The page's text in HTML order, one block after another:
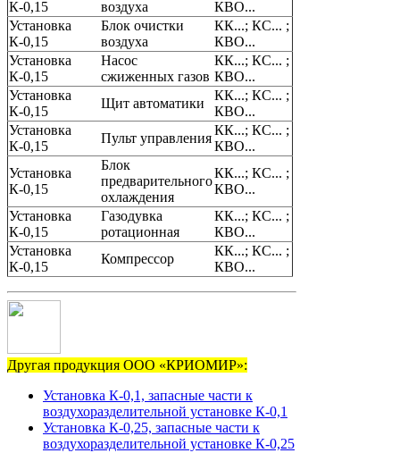
К-0,15
воздуха
КВО...
Установка
К-0,15
Блок очистки
воздуха
КК...; КС... ;
КВО...
Установка
К-0,15
Насос
сжиженных газов
КК...; КС... ;
КВО...
Установка
К-0,15
Щит автоматики
КК...; КС... ;
КВО...
Установка
К-0,15
Пульт управления
КК...; КС... ;
КВО...
Установка
К-0,15
Блок
предварительного
охлаждения
КК...; КС... ;
КВО...
Установка
К-0,15
Газодувка
ротационная
КК...; КС... ;
КВО...
Установка
К-0,15
Компрессор
КК...; КС... ;
КВО...
Другая продукция ООО «КРИОМИР»:
Установка К-0,1, запасные части к
воздухоразделительной установке К-0,1
Установка К-0,25, запасные части к
воздухоразделительной установке К-0,25